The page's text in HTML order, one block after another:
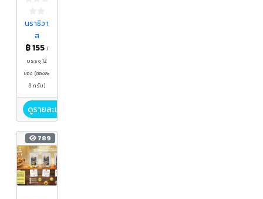
นราธิวา
ส
฿ 155 /
บรรจุ 12
ซอง (ซองละ
9 กรัม)
ดูรายละเอียด
789